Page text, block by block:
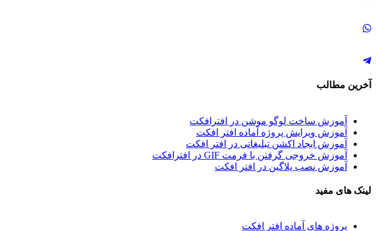
آخرین مطالب
آموزش ساخت لوگو موشن در افترافکت
آموزش ویرایش پروژه آماده افتر افکت
آموزش ایجاد اکشن تبلیغاتی در افتر افکت
آموزش خروجی گرفتن با فرمت GIF در افترافکت
آموزش نصب پلاگین در افتر افکت
لینک های مفید
پروژه های آماده افتر افکت